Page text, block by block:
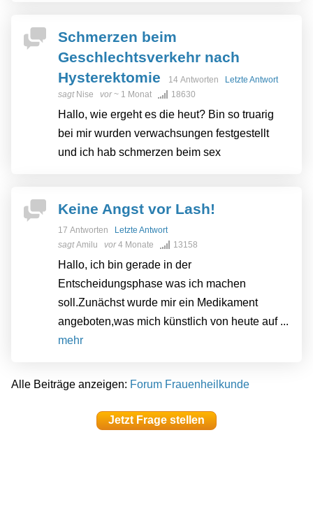
Schmerzen beim
Geschlechtsverkehr nach
Hysterektomie
14 Antworten
Letzte Antwort
sagt Nise vor~ 1 Monat 18630
Hallo, wie ergeht es die heut? Bin so truarig
bei mir wurden verwachsungen festgestellt
und ich hab schmerzen beim sex
Keine Angst vor Lash!
17 Antworten
Letzte Antwort
sagtAmilu vor4 Monate 13158
Hallo, ich bin gerade in der
Entscheidungsphase was ich machen
soll.Zunächst wurde mir ein Medikament
angeboten,was mich künstlich von heute auf ...
mehr
Alle Beiträge anzeigen: Forum Frauenheilkunde
Jetzt Frage stellen